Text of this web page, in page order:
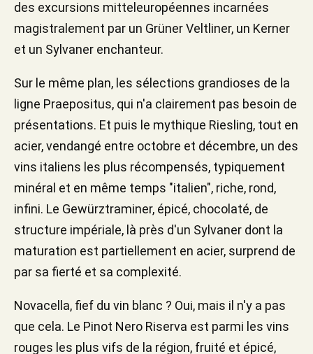
des excursions mitteleuropéennes incarnées
magistralement par un Grüner Veltliner, un Kerner
et un Sylvaner enchanteur.
Sur le même plan, les sélections grandioses de la
ligne Praepositus, qui n'a clairement pas besoin de
présentations. Et puis le mythique Riesling, tout en
acier, vendangé entre octobre et décembre, un des
vins italiens les plus récompensés, typiquement
minéral et en même temps "italien", riche, rond,
infini. Le Gewürztraminer, épicé, chocolaté, de
structure impériale, là près d'un Sylvaner dont la
maturation est partiellement en acier, surprend de
par sa fierté et sa complexité.
Novacella, fief du vin blanc ? Oui, mais il n'y a pas
que cela. Le Pinot Nero Riserva est parmi les vins
rouges les plus vifs de la région, fruité et épicé,